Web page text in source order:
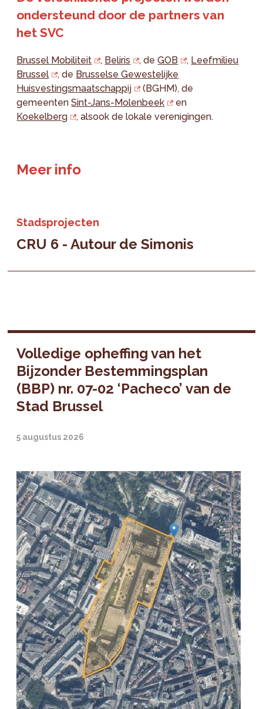
ondersteund door de partners van
het SVC
Brussel Mobiliteit , Beliris , deGOB , Leefmilieu
Brussel
, de Brusselse Gewestelijke
Huisvestingsmaatschappij
(BGHM), de
gemeentenSint-Jans-Molenbeek
en
Koekelberg
, alsook de lokale verenigingen.
Meer info
Stadsprojecten
CRU 6 - Autour de Simonis
Volledige opheffing van het
Bijzonder Bestemmingsplan
(BBP) nr. 07-02 ‘Pacheco’ van de
Stad Brussel
5 augustus 2026